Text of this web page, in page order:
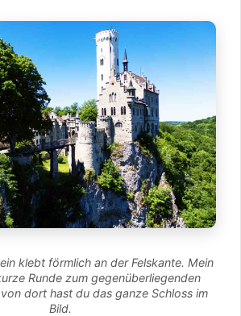
klebt förmlich an der Felskante. Mein
Runde zum gegenüberliegenden
dort hast du das ganze Schloss im
Bild.